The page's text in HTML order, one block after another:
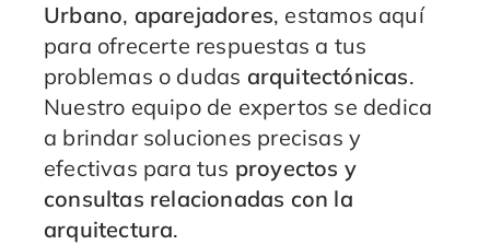
Urbano, aparejadores, estamos aquí
para ofrecerte respuestas a tus
problemas o dudas arquitectónicas.
Nuestro equipo de expertos se dedica
a brindar soluciones precisas y
efectivas para tus proyectos y
consultas relacionadas con la
arquitectura.